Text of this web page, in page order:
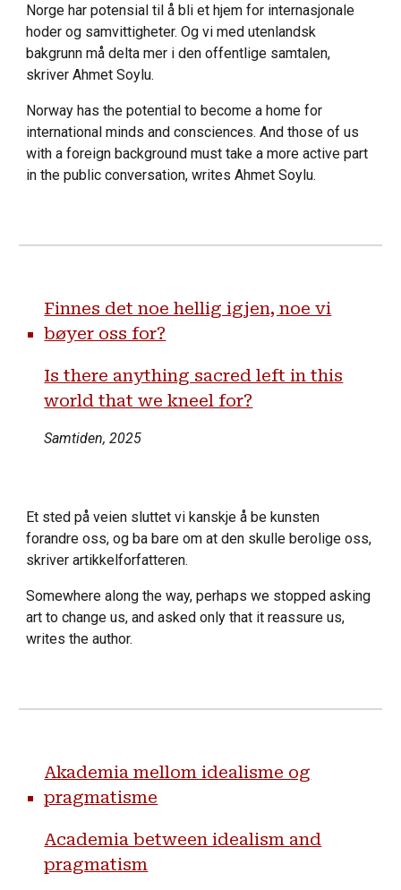
Norge har potensial til å bli et hjem for internasjonale
hoder og samvittigheter. Og vi med utenlandsk
bakgrunn må delta mer i den offentlige samtalen,
skriver Ahmet Soylu.
Norway has the potential to become a home for
international minds and consciences. And those of us
with a foreign background must take a more active part
in the public conversation, writes Ahmet Soylu.
Finnes det noe hellig igjen, noe vi
bøyer oss for?
Is there anything sacred left in this
world that we kneel for?
Samtiden, 2025
Et sted på veien sluttet vi kanskje å be kunsten
forandre oss, og ba bare om at den skulle berolige oss,
skriver artikkelforfatteren.
Somewhere along the way, perhaps we stopped asking
art to change us, and asked only that it reassure us,
writes the author.
Akademia mellom idealisme og
pragmatisme
Academia between idealism and
pragmatism